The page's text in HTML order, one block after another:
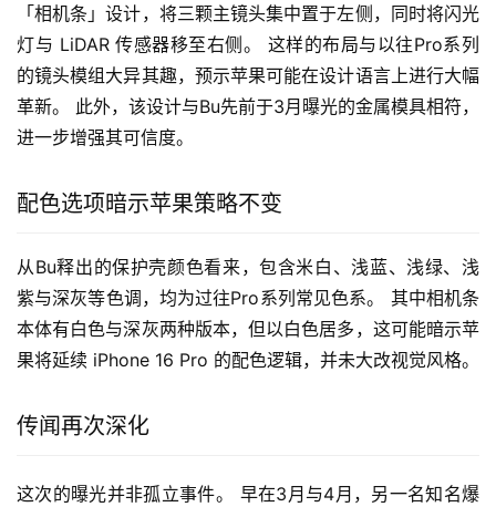
「相机条」设计，将三颗主镜头集中置于左侧，同时将闪光
灯与 LiDAR 传感器移至右侧。 这样的布局与以往Pro系列
的镜头模组大异其趣，预示苹果可能在设计语言上进行大幅
革新。 此外，该设计与Bu先前于3月曝光的金属模具相符，
进一步增强其可信度。
配色选项暗示苹果策略不变
从Bu释出的保护壳颜色看来，包含米白、浅蓝、浅绿、浅
紫与深灰等色调，均为过往Pro系列常见色系。 其中相机条
本体有白色与深灰两种版本，但以白色居多，这可能暗示苹
果将延续 iPhone 16 Pro 的配色逻辑，并未大改视觉风格。
传闻再次深化
这次的曝光并非孤立事件。 早在3月与4月，另一名知名爆